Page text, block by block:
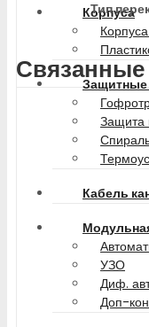
Корпуса
Защитные
Защита
Кабель
УЗО
Диф.
Доп-
Тип